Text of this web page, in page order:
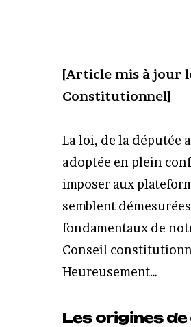
[Article mis à jour
Constitutionnel]
La loi, de la députée
adoptée en plein
imposer aux
semblent
fondamentaux de
Conseil
Heureusement…
Les origines